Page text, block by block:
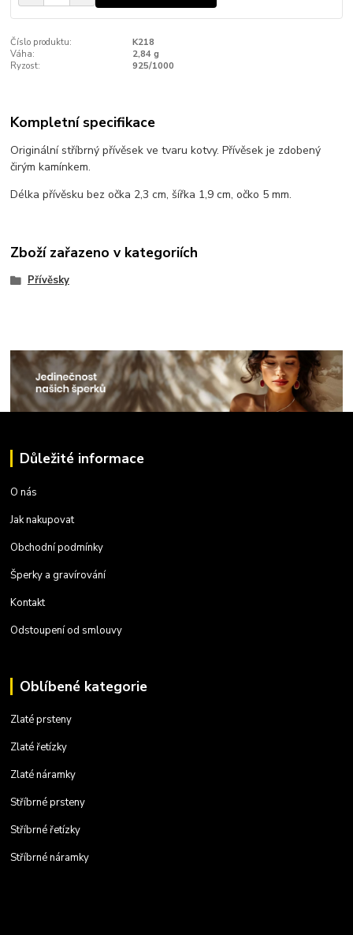
Číslo produktu:
K218
Váha:
2,84 g
Ryzost:
925/1000
Kompletní specifikace
Originální stříbrný přívěsek ve tvaru kotvy. Přívěsek je zdobený
čirým kamínkem.
Délka přívěsku bez očka 2,3 cm, šířka 1,9 cm, očko 5 mm.
Zboží zařazeno v kategoriích
Přívěsky
Důležité informace
O nás
Jak nakupovat
Obchodní podmínky
Šperky a gravírování
Kontakt
Odstoupení od smlouvy
Oblíbené kategorie
Zlaté prsteny
Zlaté řetízky
Zlaté náramky
Stříbrné prsteny
Stříbrné řetízky
Stříbrné náramky